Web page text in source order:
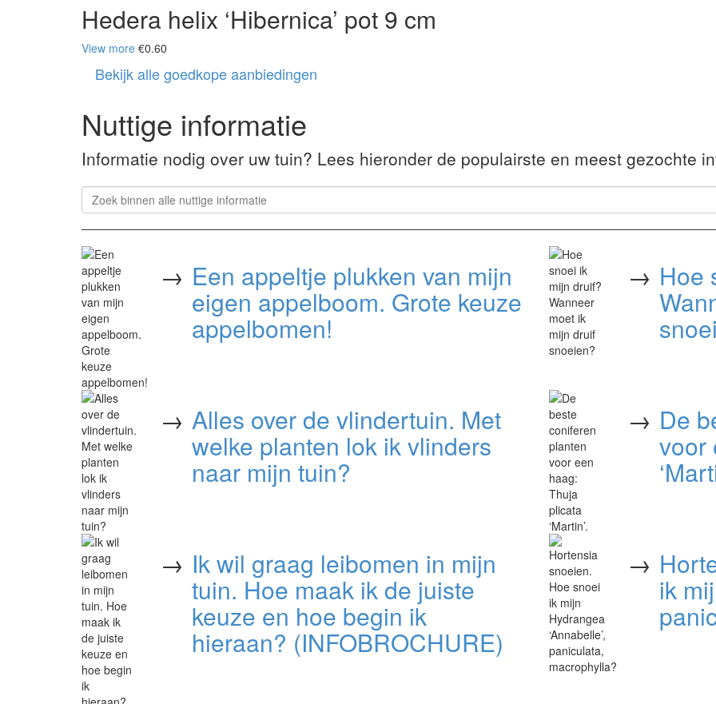
Hedera helix ‘Hibernica’ pot 9 cm
View more €0.60
Bekijk alle goedkope aanbiedingen
Nuttige informatie
Informatie nodig over uw tuin? Lees hieronder de populairste en meest gezochte
→ Een appeltje plukken van mijn
eigen appelboom. Grote keuze
appelbomen!
→ Hoe
→ Alles over de vlindertuin. Met
welke planten lok ik vlinders
naar mijn tuin?
→ De
voor
→ Ik wil graag leibomen in mijn
tuin. Hoe maak ik de juiste
keuze en hoe begin ik
hieraan? (INFOBROCHURE)
→
ik